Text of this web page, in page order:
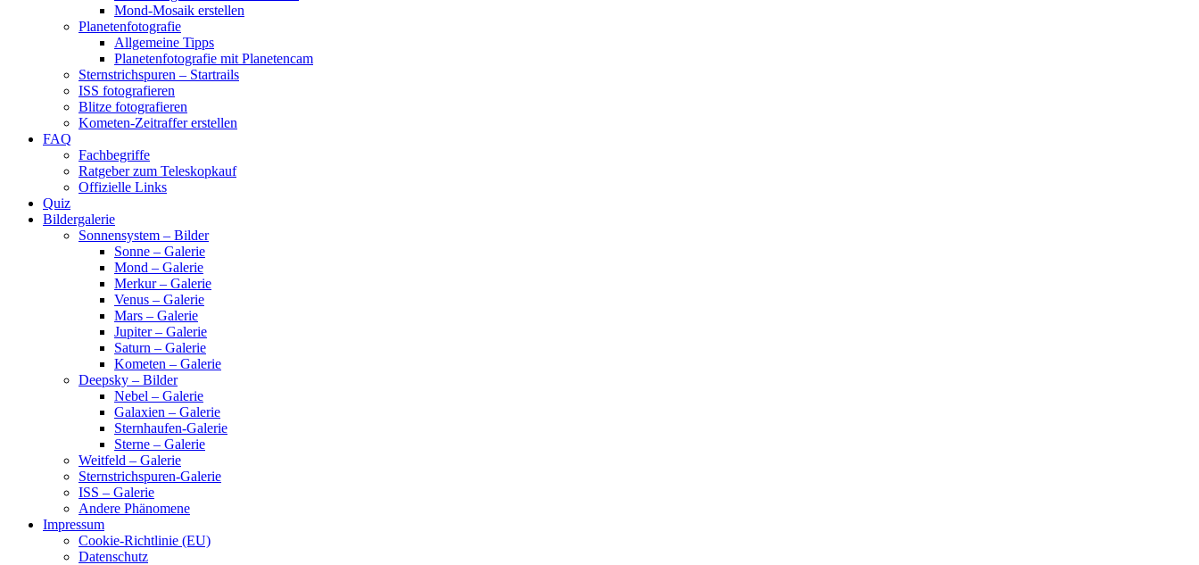
Mond-Mosaik erstellen
Planetenfotografie
Allgemeine Tipps
Planetenfotografie mit Planetencam
Sternstrichspuren – Startrails
ISS fotografieren
Blitze fotografieren
Kometen-Zeitraffer erstellen
FAQ
Fachbegriffe
Ratgeber zum Teleskopkauf
Offizielle Links
Quiz
Bildergalerie
Sonnensystem – Bilder
Sonne – Galerie
Mond – Galerie
Merkur – Galerie
Venus – Galerie
Mars – Galerie
Jupiter – Galerie
Saturn – Galerie
Kometen – Galerie
Deepsky – Bilder
Nebel – Galerie
Galaxien – Galerie
Sternhaufen-Galerie
Sterne – Galerie
Weitfeld – Galerie
Sternstrichspuren-Galerie
ISS – Galerie
Andere Phänomene
Impressum
Cookie-Richtlinie (EU)
Datenschutz